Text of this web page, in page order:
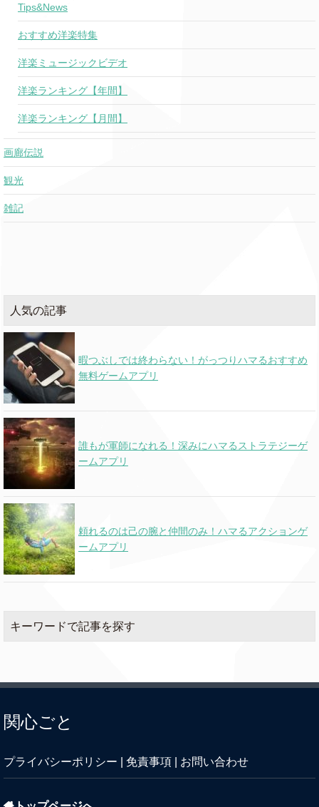
Tips&News
おすすめ洋楽特集
洋楽ミュージックビデオ
洋楽ランキング【年間】
洋楽ランキング【月間】
画廊伝説
観光
雑記
人気の記事
暇つぶしでは終わらない！がっつりハマるおすすめ
無料ゲームアプリ
誰もが軍師になれる！深みにハマるストラテジーゲ
ームアプリ
頼れるのは己の腕と仲間のみ！ハマるアクションゲ
ームアプリ
キーワードで記事を探す
関心ごと
プライバシーポリシー 免責事項 お問い合わせ